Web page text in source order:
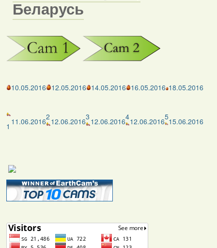
Беларусь
10.05.2016 12.05.2016 14.05.2016 16.05.2016 18.05.2016
1 11.06.20162 12.06.20163 12.06.2016412.06.2016515.06.2016